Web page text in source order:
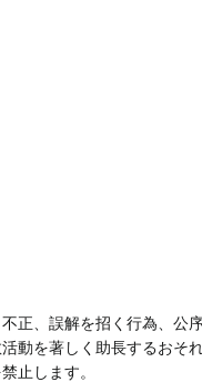
正、誤解を招く行為、公
動を著しく助長するおそ
止します。